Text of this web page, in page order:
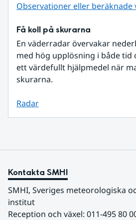
Observationer eller beräknade
Få koll på skurarna
En väderradar övervakar
med hög upplösning i både tid
ett värdefullt hjälpmedel när
skurarna.
Radar
Kontakta SMHI
SMHI, Sveriges meteorologiska
institut
Reception och växel: 011-495 80